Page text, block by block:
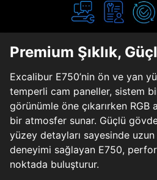
Premium Şıklık,
Excalibur E750’nin ön ve yan
temperli cam paneller, sistem
görünümle öne çıkarırken
bir atmosfer sunar. Güçlü
yüzey detayları sayesinde uzun
deneyimi sağlayan E750,
noktada buluşturur.